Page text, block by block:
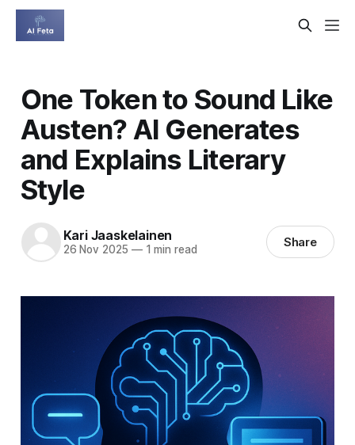
One Token to Sound Like
Austen? AI Generates
and Explains Literary
Style
Kari Jaaskelainen
26 Nov 2025 —1 min read Share